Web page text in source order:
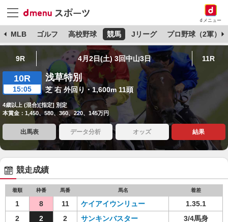
dメニュー
MLB ゴルフ 高校野球 競馬 Jリーグ プロ野球（2軍）
9R 4月2日(土) 3回中山3日 11R
10R
15:05
浅草特別
芝 右 外回り・1,600m 11頭
4歳以上 (混合)[指定] 別定
本賞金：1,450、580、360、220、145万円
出馬表 データ分析 オッズ 結果
競走成績
着順 枠番 馬番 馬名 着差
1 8 11 ケイアイウンリュー
1.35.1
2
2 2 サンキンバスター
3/4馬身